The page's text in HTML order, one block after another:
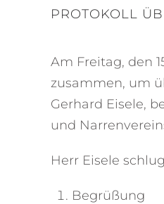
PROTOKOLL
Am Freitag, den
zusammen, um
Gerhard Eisele,
und
Herr Eisele
Begrüßung